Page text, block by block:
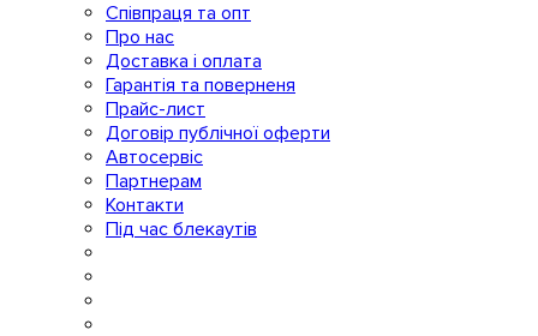
Співпраця та опт
Про нас
Доставка і оплата
Гарантія та поверненя
Прайс-лист
Договір публічної оферти
Автосервіс
Партнерам
Контакти
Під час блекаутів